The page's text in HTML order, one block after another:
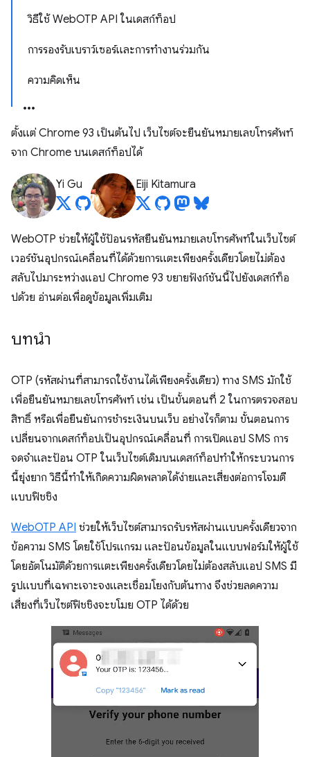
วิธีใช้ WebOTP API ในเดสก์ท็อป
การรองรับเบราว์เซอร์และการทํางานร่วมกัน
ความคิดเห็น
ตั้งแต่ Chrome 93 เป็นต้นไป เว็บไซต์จะยืนยันหมายเลขโทรศัพท์
จาก Chrome บนเดสก์ท็อปได้
Yi Gu Eiji Kitamura
WebOTP ช่วยให้ผู้ใช้ป้อนรหัสยืนยันหมายเลขโทรศัพท์ในเว็บไซต์
เวอร์ชันอุปกรณ์เคลื่อนที่ได้ด้วยการแตะเพียงครั้งเดียวโดยไม่ต้อง
สลับไปมาระหว่างแอป Chrome 93 ขยายฟังก์ชันนี้ไปยังเดสก์ท็อ
ปด้วย อ่านต่อเพื่อดูข้อมูลเพิ่มเติม
บทนำ
OTP (รหัสผ่านที่สามารถใช้งานได้เพียงครั้งเดียว) ทาง SMS มักใช้
เพื่อยืนยันหมายเลขโทรศัพท์ เช่น เป็นขั้นตอนที่ 2 ในการตรวจสอบ
สิทธิ์ หรือเพื่อยืนยันการชำระเงินบนเว็บ อย่างไรก็ตาม ขั้นตอนการ
เปลี่ยนจากเดสก์ท็อปเป็นอุปกรณ์เคลื่อนที่ การเปิดแอป SMS การ
จดจำและป้อน OTP ในเว็บไซต์เดิมบนเดสก์ท็อปทำให้กระบวนการ
นี้ยุ่งยาก วิธีนี้ทําให้เกิดความผิดพลาดได้ง่ายและเสี่ยงต่อการโจมตี
แบบฟิชชิง
WebOTP API ช่วยให้เว็บไซต์สามารถรับรหัสผ่านแบบครั้งเดียวจาก
ข้อความ SMS โดยใช้โปรแกรม และป้อนข้อมูลในแบบฟอร์มให้ผู้ใช้
โดยอัตโนมัติด้วยการแตะเพียงครั้งเดียวโดยไม่ต้องสลับแอป SMS มี
รูปแบบที่เฉพาะเจาะจงและเชื่อมโยงกับต้นทาง จึงช่วยลดความ
เสี่ยงที่เว็บไซต์ฟิชชิงจะขโมย OTP ได้ด้วย